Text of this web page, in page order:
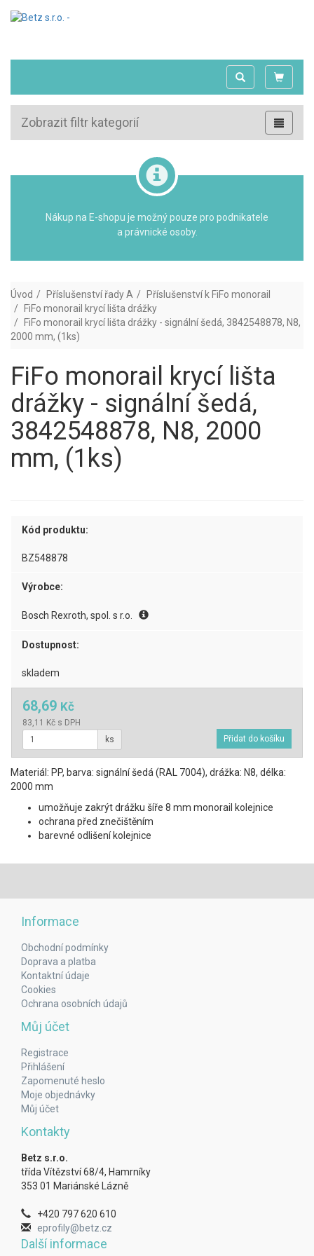
Zobrazit filtr kategorií
Nákup na E-shopu je možný pouze pro podnikatele
a právnické osoby.
Úvod Příslušenství řady A
Příslušenství k FiFo monorail
FiFo monorail krycí lišta drážky
FiFo monorail krycí lišta drážky - signální šedá, 3842548878, N8,
2000 mm, (1ks)
FiFo monorail krycí lišta
drážky - signální šedá,
3842548878, N8, 2000
mm, (1ks)
Kód produktu:
BZ548878
Výrobce:
Bosch Rexroth, spol. s r.o.
Dostupnost:
skladem
68,69 Kč
83,11 Kč s DPH
ks
Materiál: PP, barva: signální šedá (RAL 7004), drážka: N8, délka:
2000 mm
umožňuje zakrýt drážku šíře 8 mm monorail kolejnice
ochrana před znečištěním
barevné odlišení kolejnice
Informace
Obchodní podmínky
Doprava a platba
Kontaktní údaje
Cookies
Ochrana osobních údajů
Můj účet
Registrace
Přihlášení
Zapomenuté heslo
Moje objednávky
Můj účet
Kontakty
Betz s.r.o.
třída Vítězství 68/4, Hamrníky
353 01 Mariánské Lázně
+420 797 620 610
eprofily@betz.cz
Další informace